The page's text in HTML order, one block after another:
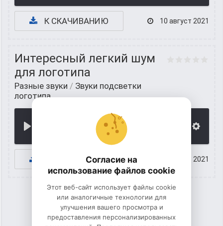
К СКАЧИВАНИЮ 10 август 2021
Интересный легкий шум
для логотипа
Разные звуки / Звуки подсветки
логотипа
К СКАЧИВАНИЮ 09 август 2021
1 4
Согласие на
использование файлов cookie
Этот веб-сайт использует файлы cookie
или аналогичные технологии для
улучшения вашего просмотра и
предоставления персонализированных